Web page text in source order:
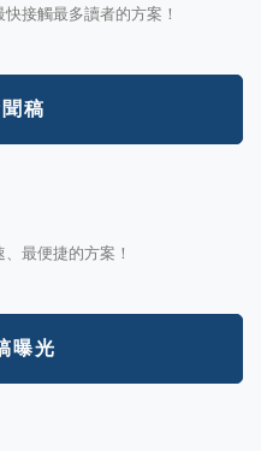
接觸最多讀者的方案！
稿
最便捷的方案！
曝光